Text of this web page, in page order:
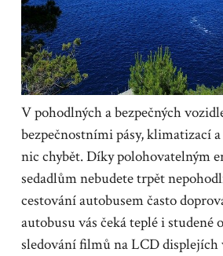
V pohodlných a bezpečných
bezpečnostními pásy, klimatizací
nic chybět. Díky polohovatelným
sedadlům nebudete trpět
cestování autobusem často
autobusu vás čeká teplé i studené
sledování filmů na LCD displejích